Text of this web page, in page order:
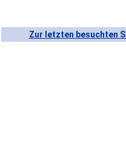
Zur letzten besuchten